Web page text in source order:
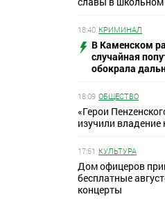
18:40 КРИМИНАЛ
В Каменском
случайная
обокрала
18:09 ОБЩЕСТВО
«Герои
изучили владение
17:51 КУЛЬТУРА
Дом офицеров
бесплатные
концерты